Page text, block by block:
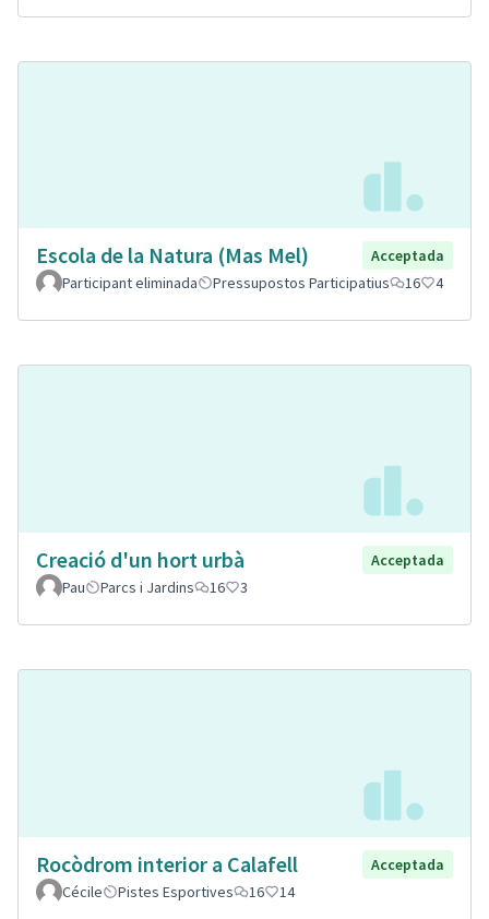
Escola de la Natura (Mas Mel)
Acceptada
Participant eliminada
Pressupostos Participatius 16 4
Creació d'un hort urbà
Acceptada
Pau
Parcs i Jardins 16 3
Rocòdrom interior a Calafell
Acceptada
Cécile
Pistes Esportives 16 14